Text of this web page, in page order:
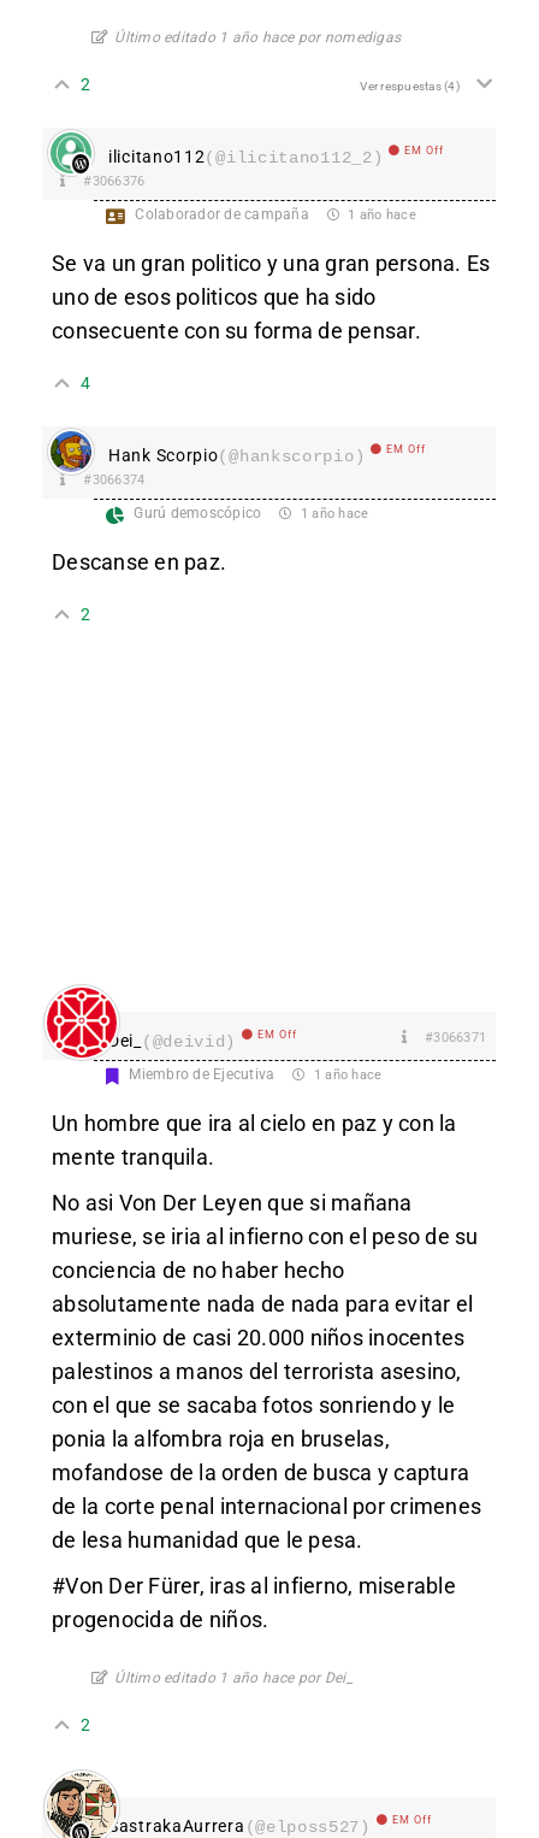
Último editado 1 año hace por nomedigas
2 Ver respuestas(4)
ilicitano112(@ilicitano112_2) EM Off
#3066376
Colaborador de campaña 1 año hace
Se va un gran politico y una gran persona. Es
uno de esos politicos que ha sido
consecuente con su forma de pensar.
4
Hank Scorpio(@hankscorpio) EM Off
#3066374
Gurú demoscópico 1 año hace
Descanse en paz.
2
Dei_ (@deivid) EM Off #3066371
Miembro de Ejecutiva 1 año hace
Un hombre que ira al cielo en paz y con la
mente tranquila.
No asi Von Der Leyen que si mañana
muriese, se iria al infierno con el peso de su
conciencia de no haber hecho
absolutamente nada de nada para evitar el
exterminio de casi 20.000 niños inocentes
palestinos a manos del terrorista asesino,
con el que se sacaba fotos sonriendo y le
ponia la alfombra roja en bruselas,
mofandose de la orden de busca y captura
de la corte penal internacional por crimenes
de lesa humanidad que le pesa.
#Von Der Fürer, iras al infierno, miserable
progenocida de niños.
Último editado 1 año hace por Dei_
2
SastrakaAurrera (@elposs527) EM Off